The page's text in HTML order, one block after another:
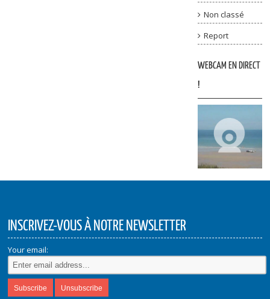
Non classé
Report
WEBCAM EN DIRECT
!
INSCRIVEZ-VOUS À NOTRE NEWSLETTER
Your email: